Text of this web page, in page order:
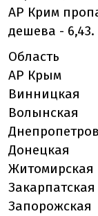
АР Крим
дешева - 6,43.
Область
АР Крым
Винницкая
Волынская
Донецкая
Житомирская
Закарпатская
Запорожская